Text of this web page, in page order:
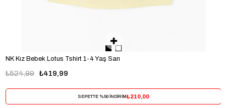
NK Kız Bebek Lotus Tshirt 1-4 Yaş Sarı
₺419,99
₺524,99
SEPETTE %50 İNDİRİM₺210,00